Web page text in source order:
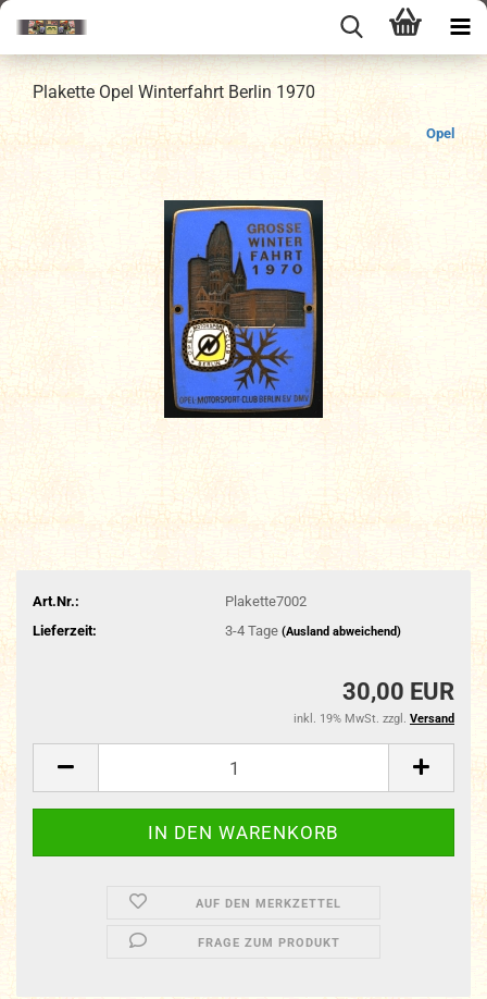
Plakette Opel Winterfahrt Berlin 1970
Opel
Art.Nr.:
Plakette7002
Lieferzeit:
3-4 Tage (Ausland abweichend)
30,00 EUR
inkl. 19% MwSt. zzgl. Versand
AUF DEN MERKZETTEL
FRAGE ZUM PRODUKT